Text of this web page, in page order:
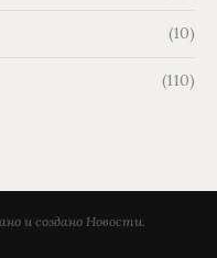
(10)
(110)
и создано Новости.